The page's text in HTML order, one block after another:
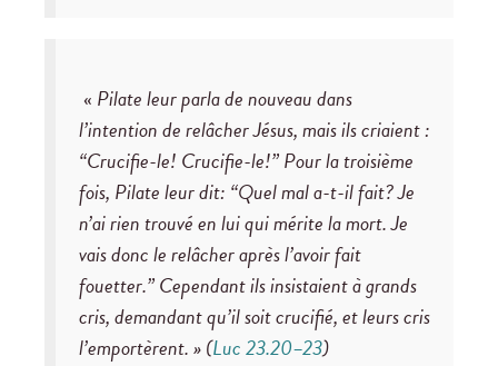
« Pilate leur parla de nouveau dans
l’intention de relâcher Jésus, mais ils criaient :
“Crucifie-le! Crucifie-le!” Pour la troisième
fois, Pilate leur dit: “Quel mal a-t-il fait? Je
n’ai rien trouvé en lui qui mérite la mort. Je
vais donc le relâcher après l’avoir fait
fouetter.” Cependant ils insistaient à grands
cris, demandant qu’il soit crucifié, et leurs cris
l’emportèrent. »(Luc 23.20–23)